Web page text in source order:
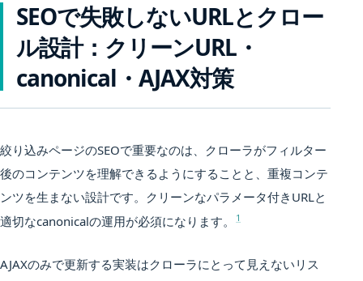
SEOで失敗しないURLとクロー
ル設計：クリーンURL・
canonical・AJAX対策
絞り込みページのSEOで重要なのは、クローラがフィルター
後のコンテンツを理解できるようにすることと、重複コンテ
ンツを生まない設計です。クリーンなパラメータ付きURLと
適切なcanonicalの運用が必須になります。
1
AJAXのみで更新する実装はクローラにとって見えないリス